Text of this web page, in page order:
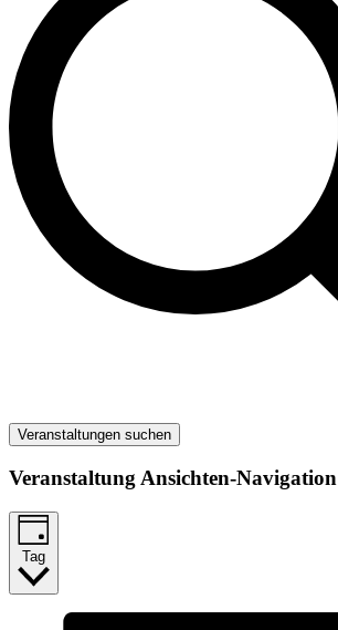
Veranstaltungen suchen
Veranstaltung Ansichten-Navigation
Tag